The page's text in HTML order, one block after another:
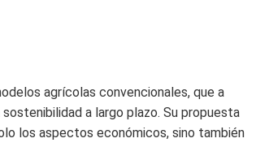
agrícolas convencionales, que a
a largo plazo. Su propuesta
los aspectos económicos, sino también